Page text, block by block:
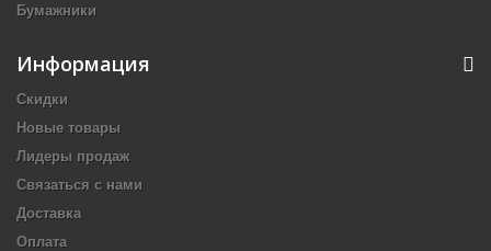
Бумажники
Информация
Скидки
Новые товары
Лидеры продаж
Связаться с нами
Доставка
Оплата